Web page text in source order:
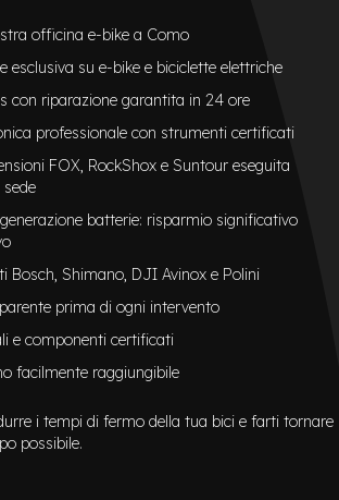
officina e-bike a Como
esclusiva su e-bike e biciclette elettriche
con riparazione garantita in 24 ore
professionale con strumenti certificati
FOX, RockShox e Suntour eseguita
batterie: risparmio significativo
Bosch, Shimano, DJI Avinox e Polini
prima di ogni intervento
e componenti certificati
facilmente raggiungibile
i tempi di fermo della tua bici e farti tornare
possibile.